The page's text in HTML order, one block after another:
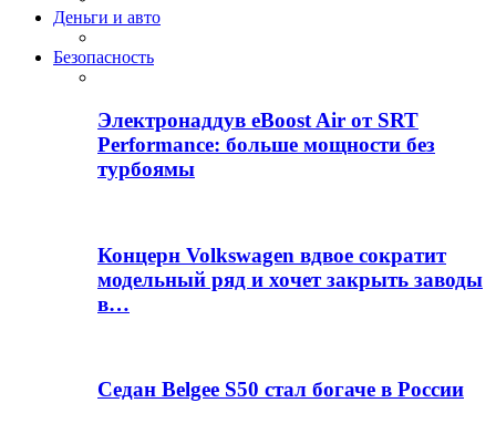
Деньги и авто
Безопасность
Электронаддув eBoost Air от SRT
Performance: больше мощности без
турбоямы
Концерн Volkswagen вдвое сократит
модельный ряд и хочет закрыть заводы
в…
Седан Belgee S50 стал богаче в России